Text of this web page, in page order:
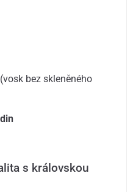
(vosk bez skleněného
s královskou